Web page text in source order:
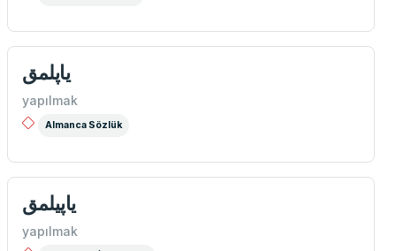
یاپلمق
yapılmak
Almanca Sözlük
ياپيلمق
yapılmak